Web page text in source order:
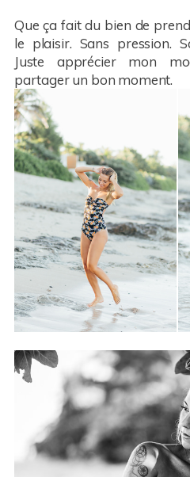
Que ça fait du bien de
le plaisir. Sans pression.
Juste apprécier mon
partager un bon moment.